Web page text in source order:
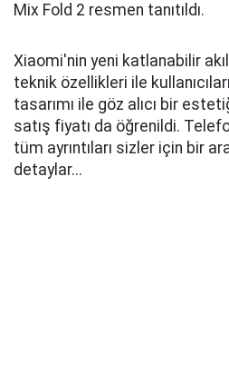
Mix Fold 2 resmen tanıtıldı.
Xiaomi'nin yeni katlanabilir
teknik özellikleri ile
tasarımı ile göz alıcı bir
satış fiyatı da öğrenildi.
tüm ayrıntıları sizler için bir
detaylar...